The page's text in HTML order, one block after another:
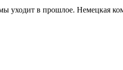
уходит в прошлое. Немецкая